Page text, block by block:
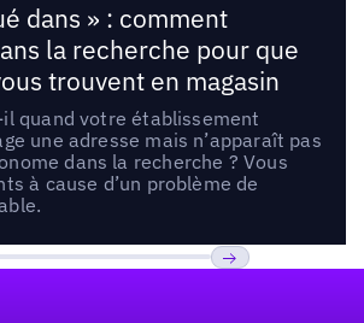
dans » : comment
la recherche pour que
trouvent en magasin
quand votre établissement
une adresse mais n’apparaît pas
dans la recherche ? Vous
à cause d’un problème de